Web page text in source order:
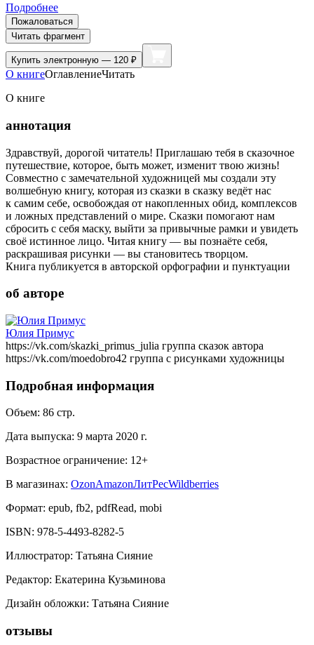
Подробнее
Пожаловаться
Читать фрагмент
Купить электронную — 120 ₽
О книгеОглавлениеЧитать
О книге
аннотация
Здравствуй, дорогой читатель! Приглашаю тебя в сказочное
путешествие, которое, быть может, изменит твою жизнь!
Совместно с замечательной художницей мы создали эту
волшебную книгу, которая из сказки в сказку ведёт нас
к самим себе, освобождая от накопленных обид, комплексов
и ложных представлений о мире. Сказки помогают нам
сбросить с себя маску, выйти за привычные рамки и увидеть
своё истинное лицо. Читая книгу — вы познаёте себя,
раскрашивая рисунки — вы становитесь творцом.
Книга публикуется в авторской орфографии и пунктуации
об авторе
Юлия Примус
https://vk.com/skazki_primus_julia группа сказок автора
https://vk.com/moedobro42 группа с рисунками художницы
Подробная информация
Объем: 86 стр.
Дата выпуска: 9 марта 2020 г.
Возрастное ограничение: 12+
В магазинах: OzonAmazonЛитРесWildberries
Формат: epub, fb2, pdfRead, mobi
ISBN: 978-5-4493-8282-5
Иллюстратор: Татьяна Сияние
Редактор: Екатерина Кузьминова
Дизайн обложки: Татьяна Сияние
отзывы